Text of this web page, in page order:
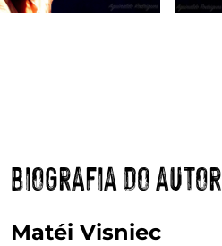
BIOGRAFIA DO AUTOR
Matéi Visniec